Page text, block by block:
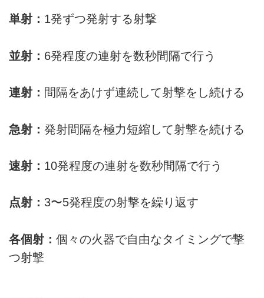
単射： 1発ずつ発射する射撃
並射： 6発程度の連射を数秒間隔で行う
連射： 間隔をあけず連続して射撃をし続ける
急射： 発射間隔を極力短縮して射撃を続ける
速射： 10発程度の連射を数秒間隔で行う
点射： 3〜5発程度の射撃を繰り返す
各個射： 個々の火器で自由なタイミングで撃
つ射撃